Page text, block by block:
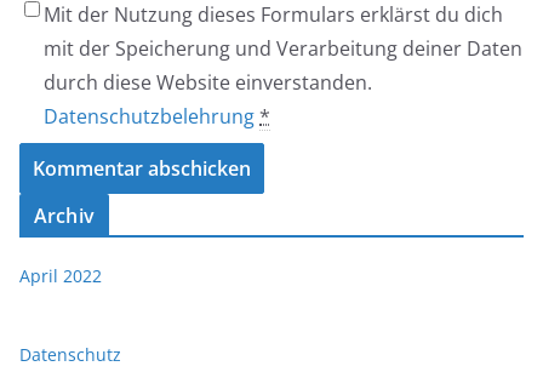
Mit der Nutzung dieses Formulars erklärst du dich
mit der Speicherung und Verarbeitung deiner Daten
durch diese Website einverstanden.
Datenschutzbelehrung *
Archiv
April 2022
Datenschutz